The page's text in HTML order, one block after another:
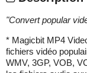
"Convert popular
* Magicbit MP4
fichiers vidéo
WMV, 3GP, VOB,